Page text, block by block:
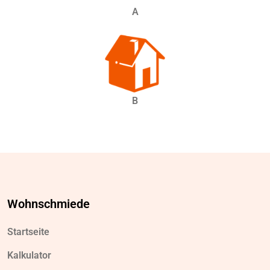
A
B
Wohnschmiede
Startseite
Kalkulator